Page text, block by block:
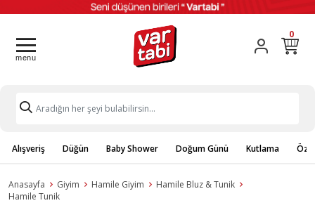
0
Alışveriş Düğün Baby Shower Doğum Günü Kutlama
Anasayfa Giyim Hamile Giyim
Hamile Bluz & Tunik
Hamile Tunik